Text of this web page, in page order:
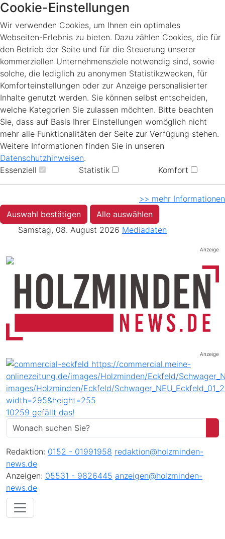
Cookie-Einstellungen
Wir verwenden Cookies, um Ihnen ein optimales
Webseiten-Erlebnis zu bieten. Dazu zählen Cookies, die für
den Betrieb der Seite und für die Steuerung unserer
kommerziellen Unternehmensziele notwendig sind, sowie
solche, die lediglich zu anonymen Statistikzwecken, für
Komforteinstellungen oder zur Anzeige personalisierter
Inhalte genutzt werden. Sie können selbst entscheiden,
welche Kategorien Sie zulassen möchten. Bitte beachten
Sie, dass auf Basis Ihrer Einstellungen womöglich nicht
mehr alle Funktionalitäten der Seite zur Verfügung stehen.
Weitere Informationen finden Sie in unseren
Datenschutzhinweisen.
Essenziell
Statistik Komfort
>> mehr Informationen
Auswahl bestätigen
Alle auswählen
Samstag, 08. August 2026 Mediadaten
Anzeige
Anzeige
10259 gefällt das!
Redaktion: 0152 - 01991958 redaktion@holzminden-
news.de
Anzeigen: 05531 - 9826445 anzeigen@holzminden-
news.de